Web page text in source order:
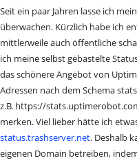
Seit ein paar Jahren lasse ich
überwachen. Kürzlich habe ich
mittlerweile auch öffentliche
ich meine selbst gebastelte
das schönere Angebot von
Adressen nach dem Schema
z.B. https://
merken. Viel lieber hätte ich
status.trashserver.net. Deshalb
eigenen Domain betreiben,